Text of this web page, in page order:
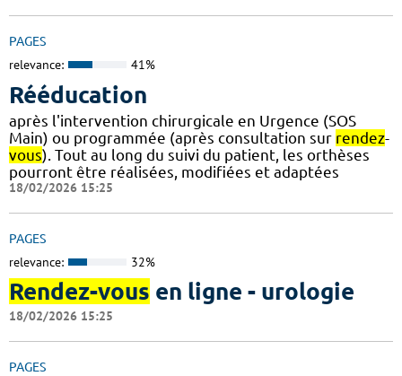
PAGES
relevance: 41%
Rééducation
après l'intervention chirurgicale en Urgence (SOS
Main) ou programmée (après consultation sur rendez-
vous). Tout au long du suivi du patient, les orthèses
pourront être réalisées, modifiées et adaptées
18/02/2026 15:25
PAGES
relevance: 32%
Rendez-vous en ligne - urologie
18/02/2026 15:25
PAGES